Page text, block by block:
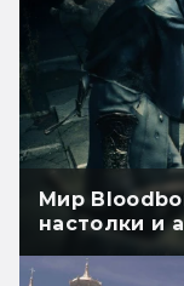
Мир
настолки и